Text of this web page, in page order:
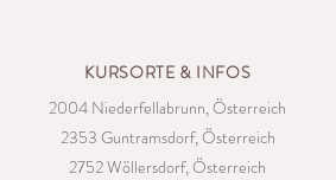
KURSORTE & INFOS
2004 Niederfellabrunn, Österreich
2353 Guntramsdorf, Österreich
2752 Wöllersdorf, Österreich